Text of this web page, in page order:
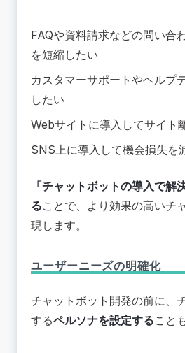
FAQや資料請求などの問い合
を短縮したい
カスタマーサポートやヘルプ
したい
Webサイトに導入してサイト
SNS上に導入して機会損失を
「チャットボットの導入で解
ることで、より効果の高いチ
現します。
ユーザーニーズの明確化
チャットボット開発の前に、
するペルソナを設定すること